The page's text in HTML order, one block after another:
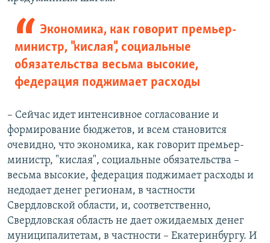
Экономика, как говорит премьер-
министр, "кислая", социальные
обязательства весьма высокие,
федерация поджимает расходы
– Сейчас идет интенсивное согласование и
формирование бюджетов, и всем становится
очевидно, что экономика, как говорит премьер-
министр, "кислая", социальные обязательства –
весьма высокие, федерация поджимает расходы и
недодает денег регионам, в частности
Свердловской области, и, соответственно,
Свердловская область не дает ожидаемых денег
муниципалитетам, в частности – Екатеринбургу. И